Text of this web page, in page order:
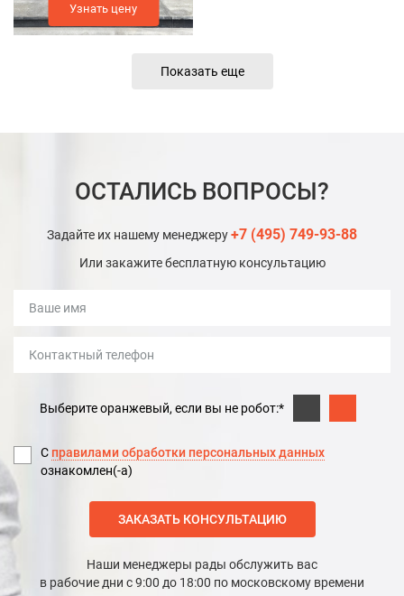
Узнать цену
Показать еще
ОСТАЛИСЬ ВОПРОСЫ?
Задайте их нашему менеджеру+7 (495) 749-93-88
Или закажите бесплатную консультацию
Выберите оранжевый, если вы не робот:*
С правилами обработки персональных данных
ознакомлен(-а)
ЗАКАЗАТЬ КОНСУЛЬТАЦИЮ
Наши менеджеры рады обслужить вас
в рабочие дни с 9:00 до 18:00 по московскому времени